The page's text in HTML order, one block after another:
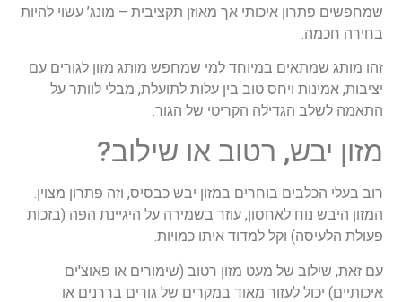
שמחפשים פתרון איכותי אך מאוזן תקציבית – מונג’ עשוי להיות
בחירה חכמה.
זהו מותג שמתאים במיוחד למי שמחפש מותג מזון לגורים עם
יציבות, אמינות ויחס טוב בין עלות לתועלת, מבלי לוותר על
התאמה לשלב הגדילה הקריטי של הגור.
מזון יבש, רטוב או שילוב?
רוב בעלי הכלבים בוחרים במזון יבש כבסיס, וזה פתרון מצוין.
המזון היבש נוח לאחסון, עוזר בשמירה על היגיינת הפה (בזכות
פעולת הלעיסה) וקל למדוד איתו כמויות.
עם זאת, שילוב של מעט מזון רטוב (שימורים או פאוצ'ים
איכותיים) יכול לעזור מאוד במקרים של גורים בררנים או